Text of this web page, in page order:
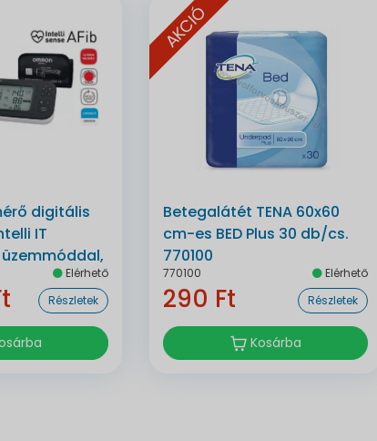
digitális
IT
automataElérhető
Részletek
AKCIÓ
Betegalátét TENA 60x60
cm-es BED Plus 30 db/cs.
770100
770100 Elérhető
290 Ft Részletek
Kosárba